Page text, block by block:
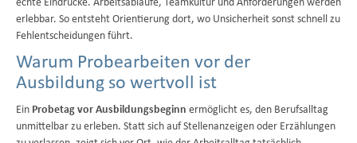
echte Eindrücke. Arbeitsabläufe, Teamkultur und Anforderungen werden
erlebbar. So entsteht Orientierung dort, wo Unsicherheit sonst schnell zu
Fehlentscheidungen führt.
Warum Probearbeiten vor der
Ausbildung so wertvoll ist
Ein Probetag vor Ausbildungsbeginn ermöglicht es, den Berufsalltag
unmittelbar zu erleben. Statt sich auf Stellenanzeigen oder Erzählungen